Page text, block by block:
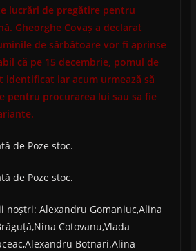
lucrări de pregătire pentru
Gheorghe Covaș a declarat
de sărbătoare vor fi aprinse
că pe 15 decembrie, pomul de
identificat iar acum urmează să
pentru procurarea lui sau sa fie
Alexandru Gomaniuc,Alina
Cotovanu,Vlada
Botnari.Alina